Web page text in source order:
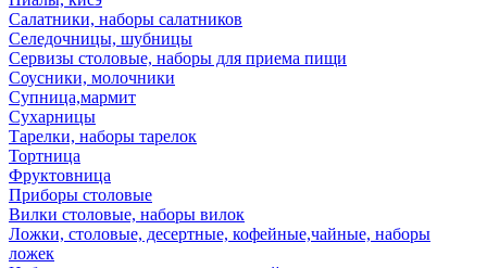
Салатники, наборы салатников
Селедочницы, шубницы
Сервизы столовые, наборы для приема пищи
Соусники, молочники
Супница,мармит
Сухарницы
Тарелки, наборы тарелок
Тортница
Фруктовница
Приборы столовые
Вилки столовые, наборы вилок
Ложки, столовые, десертные, кофейные,чайные, наборы
ложек